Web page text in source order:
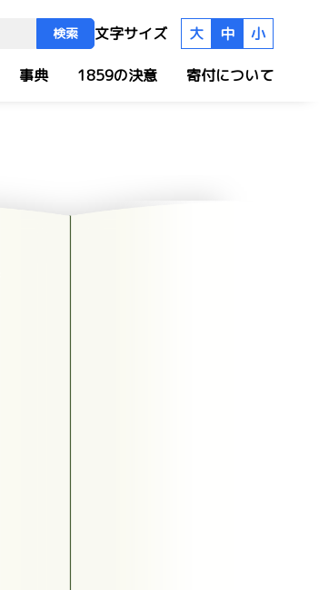
検索 文字サイズ 大 中 小
事典 1859の決意 寄付について